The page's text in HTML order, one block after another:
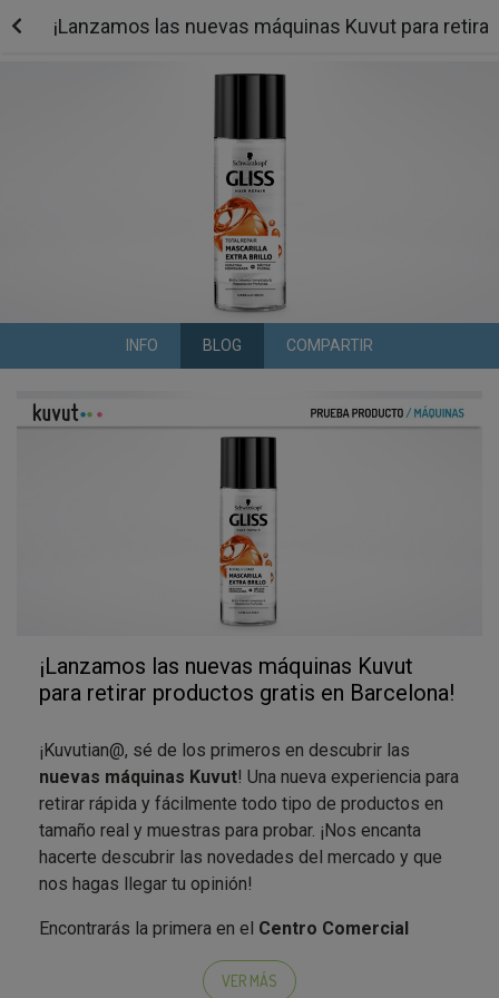
¡Lanzamos las nuevas máquinas Kuvut para
INFO BLOG COMPARTIR
¡Lanzamos las nuevas máquinas Kuvut
para retirar productos gratis en Barcelona!
¡Kuvutian@, sé de los primeros en descubrir las
nuevas máquinas Kuvut! Una nueva experiencia para
retirar rápida y fácilmente todo tipo de productos en
tamaño real y muestras para probar. ¡Nos encanta
hacerte descubrir las novedades del mercado y que
nos hagas llegar tu opinión!
Encontrarás la primera en el Centro Comercial
Comercial H2O de Rivas (Madrid)
VER MÁS